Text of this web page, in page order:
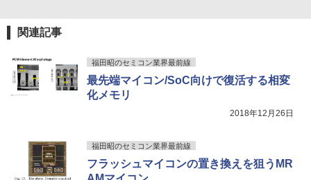
￥3,480
関連記事
福田昭のセミコン業界最前線
最先端マイコン/SoC向けで復活する相変
化メモリ
2018年12月26日
福田昭のセミコン業界最前線
フラッシュマイコンの置き換えを狙うMR